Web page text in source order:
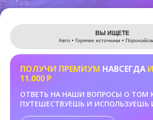
ВЫ ИЩЕТЕ
Авто • Горячие источники •
ПОЛУЧИ ПРЕМИУМ НАВСЕГДА
11.000 Р
ОТВЕТЬ НА НАШИ ВОПРОСЫ О ТОМ
ПУТЕШЕСТВУЕШЬ И ИСПОЛЬЗУЕШЬ